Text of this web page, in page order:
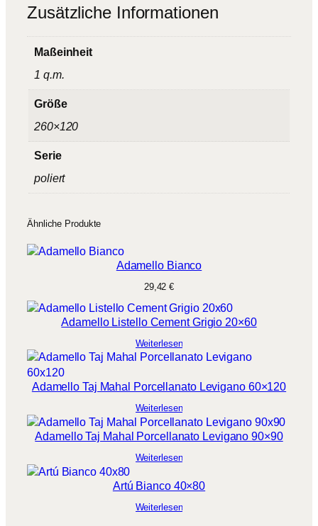
e
Zusätzliche Informationen
Maßeinheit
1 q.m.
Größe
260×120
Serie
poliert
Ähnliche Produkte
Adamello Bianco
29,42€
Adamello Listello Cement Grigio 20×60
Weiterlesen
Adamello Taj Mahal Porcellanato Levigano 60×120
Weiterlesen
Adamello Taj Mahal Porcellanato Levigano 90×90
Weiterlesen
Artú Bianco 40×80
Weiterlesen